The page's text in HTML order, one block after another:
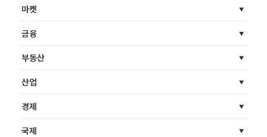
마켓
금융
부동산
산업
경제
국제